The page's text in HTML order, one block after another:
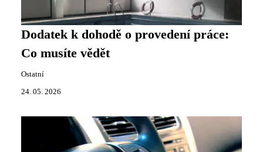
Dodatek k dohodě o provedení práce:
Co musíte vědět
Ostatní
24. 05. 2026